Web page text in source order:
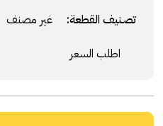
تصنيف القطعة: غير مصنف
اطلب السعر